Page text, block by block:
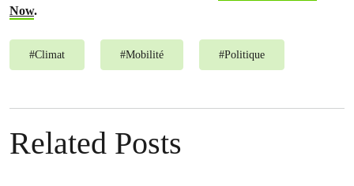
Now.
#Climat #Mobilité #Politique
Related Posts